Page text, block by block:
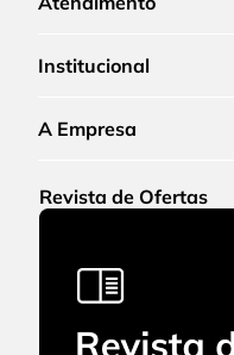
Institucional
A Empresa
Revista de Ofertas